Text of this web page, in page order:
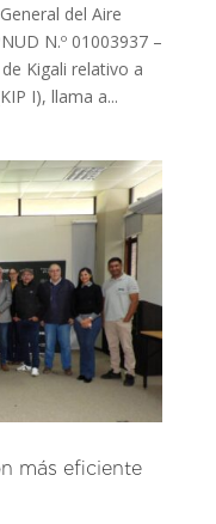
del Aire
N.º 01003937 –
Kigali relativo a
I), llama a...
más eficiente